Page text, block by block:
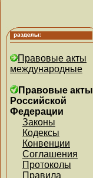
Правовые акты
международные
Правовые акты
Российской
Федерации
Законы
Кодексы
Конвенции
Соглашения
Протоколы
Правила